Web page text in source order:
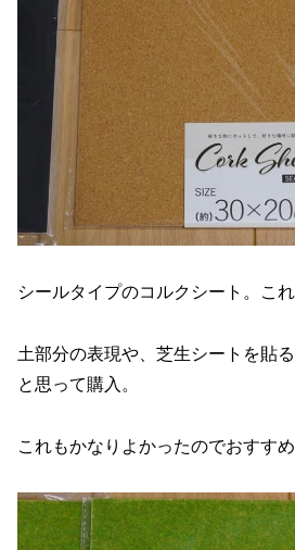
シールタイプのコルクシート。こ
土部分の表現や、芝生シートを貼
と思って購入。
これもかなりよかったのでおすすめ